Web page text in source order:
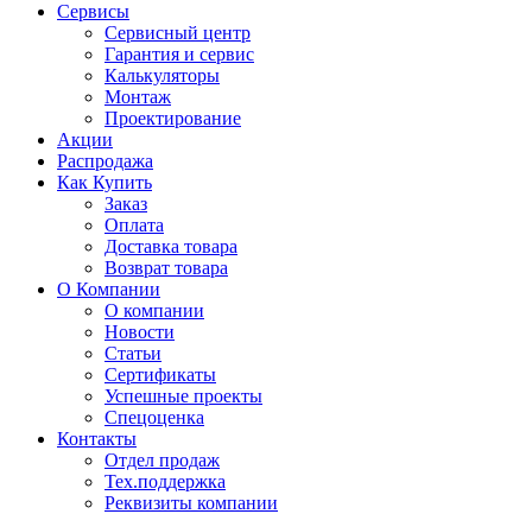
Сервисы
Сервисный центр
Гарантия и сервис
Калькуляторы
Монтаж
Проектирование
Акции
Распродажа
Как Купить
Заказ
Оплата
Доставка товара
Возврат товара
О Компании
О компании
Новости
Статьи
Сертификаты
Успешные проекты
Спецоценка
Контакты
Отдел продаж
Тех.поддержка
Реквизиты компании